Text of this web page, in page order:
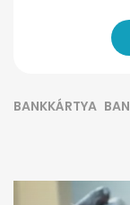
BANKKÁRTYA